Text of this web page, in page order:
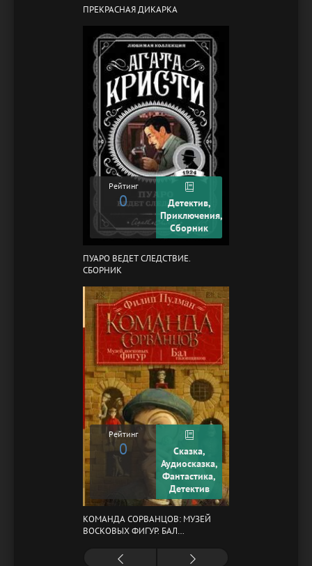
ПРЕКРАСНАЯ ДИКАРКА
Рейтинг
0
Детектив,
Приключения,
Сборник
ПУАРО ВЕДЕТ СЛЕДСТВИЕ.
СБОРНИК
Рейтинг
0
Сказка,
Аудиосказка,
Фантастика,
Детектив
КОМАНДА СОРВАНЦОВ: МУЗЕЙ
ВОСКОВЫХ ФИГУР. БАЛ